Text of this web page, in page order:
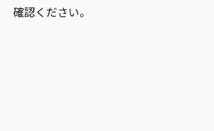
確認ください。